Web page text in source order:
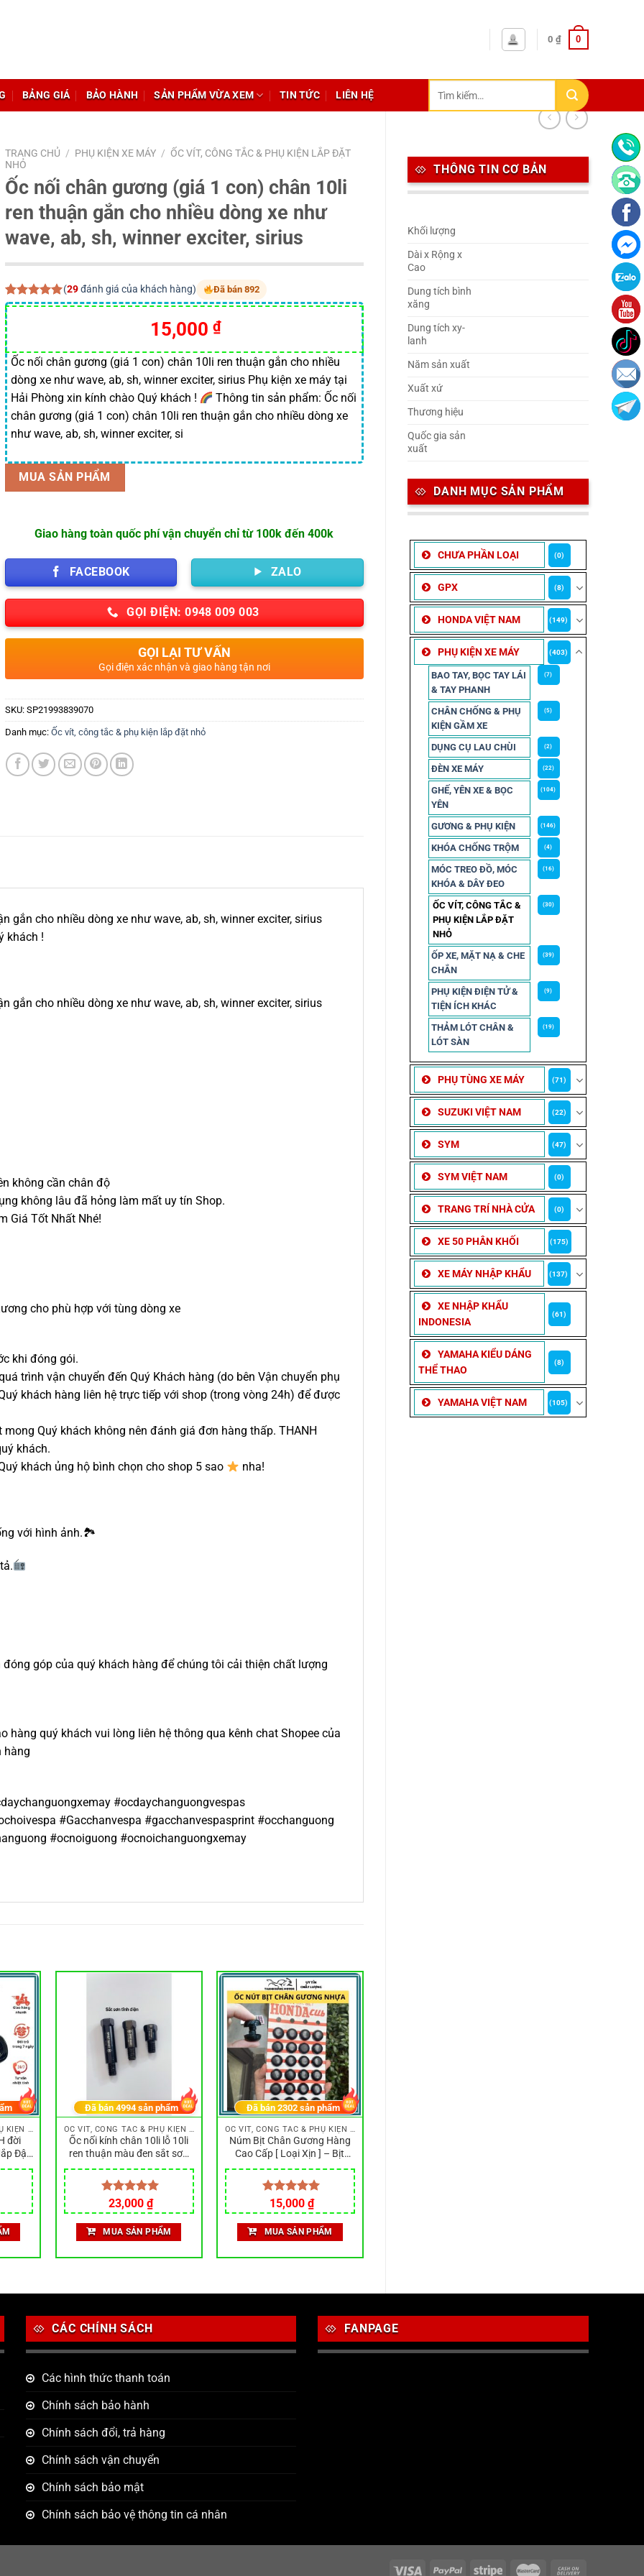
0 ₫ 0
BẢNG GIÁ BẢO HÀNH SẢN PHẨM VỪA XEM TIN TỨC LIÊN HỆ
kiếm:
THÔNG TIN CƠ BẢN
Khối lượng
Dài x Rộng x
Cao
Dung tích bình
xăng
Dung tích xy-
lanh
Năm sản xuất
Xuất xứ
Thương hiệu
Quốc gia sản
xuất
DANH MỤC SẢN PHẨM
CHƯA PHẦN LOẠI (0)
GPX (8)
HONDA VIỆT NAM (149)
PHỤ KIỆN XE MÁY (403)
BAO TAY, BỌC TAY LÁI
& TAY PHANH
(7)
CHÂN CHỐNG & PHỤ
KIỆN GẦM XE
(5)
DỤNG CỤ LAU CHÙI (2)
ĐÈN XE MÁY (22)
GHẾ, YÊN XE & BỌC
YÊN
(104)
GƯƠNG & PHỤ KIỆN (146)
KHÓA CHỐNG TRỘM (4)
MÓC TREO ĐỒ, MÓC
KHÓA & DÂY ĐEO
(16)
ỐC VÍT, CÔNG TẮC &
PHỤ KIỆN LẮP ĐẶT
NHỎ
(30)
ỐP XE, MẶT NẠ & CHE
CHẮN
(39)
PHỤ KIỆN ĐIỆN TỬ &
TIỆN ÍCH KHÁC
(9)
THẢM LÓT CHÂN &
LÓT SÀN
(19)
PHỤ TÙNG XE MÁY (71)
SUZUKI VIỆT NAM (22)
SYM (47)
SYM VIỆT NAM (0)
TRANG TRÍ NHÀ CỬA (0)
XE 50 PHÂN KHỐI (175)
XE MÁY NHẬP KHẨU (137)
XE NHẬP KHẨU
INDONESIA
(61)
YAMAHA KIỂU DÁNG
THỂ THAO
(8)
YAMAHA VIỆT NAM (105)
TRANG CHỦ / PHỤ KIỆN XE MÁY / ỐC VÍT, CÔNG TẮC & PHỤ KIỆN LẮP ĐẶT
NHỎ
Ốc nối chân gương (giá 1 con) chân 10li
ren thuận gắn cho nhiều dòng xe như
wave, ab, sh, winner exciter, sirius
5.00trên 5
dựa trên
29
đánh giá
(29đánh giá của khách hàng) Đã bán 892
15,000₫
Ốc nối chân gương (giá 1 con) chân 10li ren thuận gắn cho nhiều
dòng xe như wave, ab, sh, winner exciter, sirius Phụ kiện xe máy tại
Hải Phòng xin kính chào Quý khách !
Thông tin sản phẩm: Ốc nối
chân gương (giá 1 con) chân 10li ren thuận gắn cho nhiều dòng xe
như wave, ab, sh, winner exciter, si
MUA SẢN PHẨM
Giao hàng toàn quốc phí vận chuyển chỉ từ 100k đến 400k
FACEBOOK ZALO
GỌI ĐIỆN: 0948 009 003
GỌI LẠI TƯ VẤN
Gọi điện xác nhận và giao hàng tận nơi
SKU: SP21993839070
Danh mục: Ốc vít, công tắc & phụ kiện lắp đặt nhỏ
gắn cho nhiều dòng xe như wave, ab, sh, winner exciter, sirius
khách !
gắn cho nhiều dòng xe như wave, ab, sh, winner exciter, sirius
không cần chân độ
không lâu đã hỏng làm mất uy tín Shop.
Giá Tốt Nhất Nhé!
cho phù hợp với tùng dòng xe
khi đóng gói.
trình vận chuyển đến Quý Khách hàng (do bên Vận chuyển phụ
khách hàng liên hệ trực tiếp với shop (trong vòng 24h) để được
Quý khách không nên đánh giá đơn hàng thấp. THANH
khách.
khách ủng hộ bình chọn cho shop 5 sao
nha!
với hình ảnh.🏞
góp của quý khách hàng để chúng tôi cải thiện chất lượng
hàng quý khách vui lòng liên hệ thông qua kênh chat Shopee của
hàng
#ocdaychanguongvespas
#Gacchanvespa #gacchanvespasprint #occhanguong
#ocnoiguong #ocnoichanguongxemay
ỐC VÍT, CÔNG TẮC & PHỤ KIỆN LẮP ĐẶT NHỎ
đời
Đậy
chắn
ỐC VÍT, CÔNG TẮC & PHỤ KIỆN LẮP ĐẶT NHỎ
Ốc nối kính chân 10li lỗ 10li
ren thuận màu đen sắt sơn
tĩnh điện, ốc đôn chân kiếng
10li thuận nhôm
Được xếp
hạng5.00
5 sao
23,000 ₫
Đã bán4994sản phẩm
MUA SẢN PHẨM
ỐC VÍT, CÔNG TẮC & PHỤ KIỆN LẮP ĐẶT NHỎ
Núm Bịt Chân Gương Hàng
Cao Cấp [ Loại Xịn ] – Bịt
Chân Gương cao cấp cho
các dòng xe- giá tặng
Được xếp
hạng5.00
5 sao
15,000 ₫
Đã bán 2302sản phẩm
MUA SẢN PHẨM
CÁC CHÍNH SÁCH
Các hình thức thanh toán
Chính sách bảo hành
Chính sách đổi, trả hàng
Chính sách vận chuyển
Chính sách bảo mật
Chính sách bảo vệ thông tin cá nhân
FANPAGE